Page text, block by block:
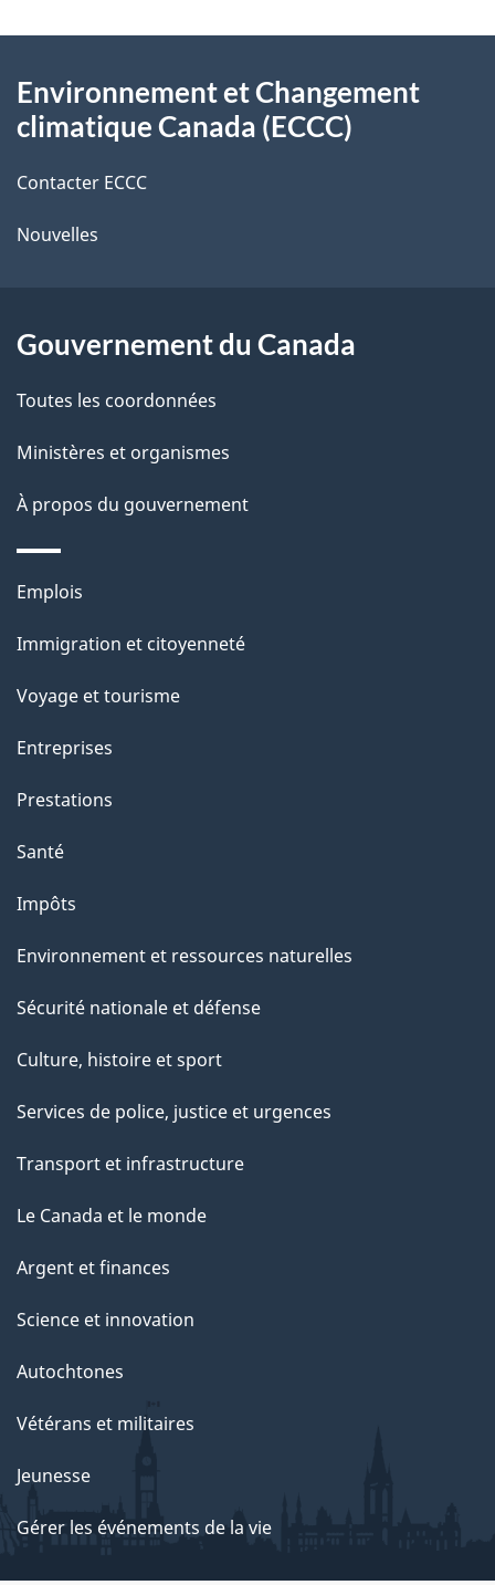
l
s
d
e
l
a
g
e
t
r
r
a
c
i
o
s
u
e
t
e
g
propos
ce
site
Environnement et Changement
climatique Canada (ECCC)
Contacter ECCC
Nouvelles
Gouvernement du Canada
Toutes les coordonnées
Ministères et organismes
À propos du gouvernement
Thèmes
sujets
Emplois
Immigration et citoyenneté
Voyage et tourisme
Entreprises
Prestations
Santé
Impôts
Environnement et ressources naturelles
Sécurité nationale et défense
Culture, histoire et sport
Services de police, justice et urgences
Transport et infrastructure
Le Canada et le monde
Argent et finances
Science et innovation
Autochtones
Vétérans et militaires
Jeunesse
Gérer les événements de la vie